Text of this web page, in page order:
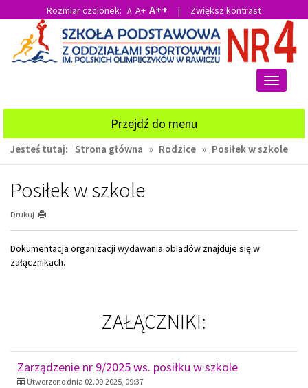
głównej
treści
wyszukiwarki
Rozmiar czcionek: A A+ A++ | Zwiększ kontrast
Przełącz
Przejdź do menu
Jesteś tutaj: Strona główna » Rodzice » Posiłek w szkole
Posiłek w szkole
Drukuj
Dokumentacja organizacji wydawania obiadów znajduje się w
załącznikach.
ZAŁĄCZNIKI:
Zarządzenie nr 9/2025 ws. posiłku w szkole
Utworzono dnia 02.09.2025, 09:37